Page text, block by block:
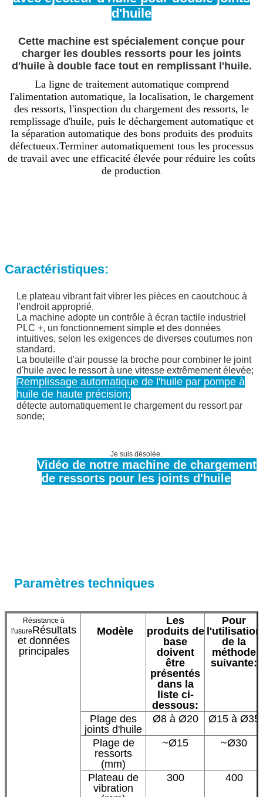
d'huile
Cette machine est spécialement conçue pour
charger les doubles ressorts pour les joints
d'huile à double face tout en remplissant l'huile.
La ligne de traitement automatique comprend
l'alimentation automatique, la localisation, le chargement
des ressorts, l'inspection du chargement des ressorts, le
remplissage d'huile, puis le déchargement automatique et
la séparation automatique des bons produits des produits
défectueux.Terminer automatiquement tous les processus
de travail avec une efficacité élevée pour réduire les coûts
de production
Caractéristiques:
Le plateau vibrant fait vibrer les pièces en caoutchouc à
l'endroit approprié.
La machine adopte un contrôle à écran tactile industriel
PLC +, un fonctionnement simple et des données
intuitives, selon les exigences de diverses coutumes non
standard.
La bouteille d'air pousse la broche pour combiner le joint
d'huile avec le ressort à une vitesse extrêmement élevée;
Remplissage automatique de l'huile par pompe à
huile de haute précision;
détecte automatiquement le chargement du ressort par
sonde;
Je suis désolée.
Vidéo de notre machine de chargement
de ressorts pour les joints d'huile
Paramètres techniques
Résistance à
l'usureRésultats
et données
principales
Modèle
Les
produits de
base
doivent
être
présentés
dans la
liste ci-
dessous:
Pour
l'utilisation
de la
méthode
suivante:
Plage des
joints d'huile
Ø8 à Ø20 Ø15 à Ø35
Plage de
ressorts
(mm)
~Ø15 ~Ø30
Plateau de
vibration
300 400